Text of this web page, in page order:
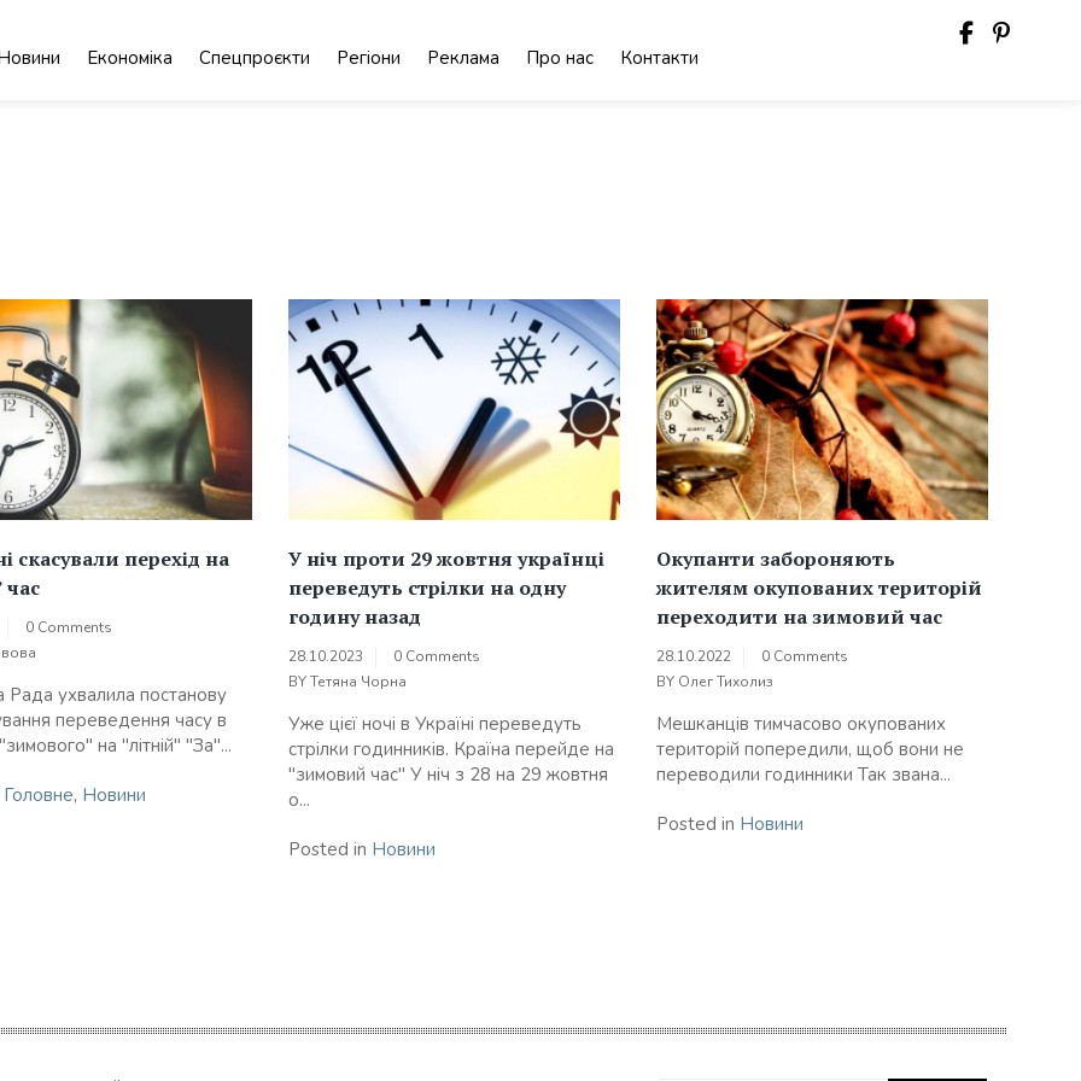
Економіка Спецпроєкти Регіони Реклама Про нас Контакти
скасували перехід на
час
0 Comments
Рада ухвалила постанову
переведення часу в
на "літній" "За"...
Головне, Новини
У ніч проти 29 жовтня українці
переведуть стрілки на одну
годину назад
28.10.2023
0 Comments
BYТетяна Чорна
Уже цієї ночі в Україні переведуть
стрілки годинників. Країна перейде на
"зимовий час" У ніч з 28 на 29 жовтня
о...
Posted in Новини
Окупанти забороняють
жителям окупованих територій
переходити на зимовий час
28.10.2022
0 Comments
BY Олег Тихолиз
Мешканців тимчасово окупованих
територій попередили, щоб вони не
переводили годинники Так звана...
Posted in Новини